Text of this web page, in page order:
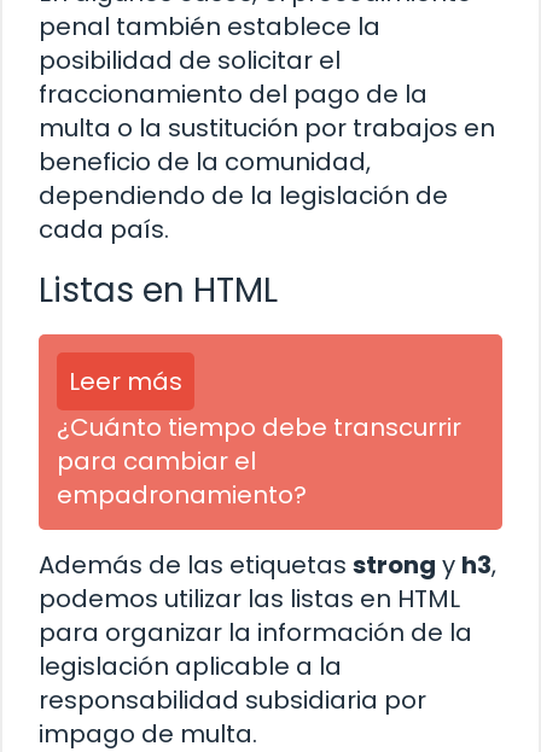
penal también establece la
posibilidad de solicitar el
fraccionamiento del pago de la
multa o la sustitución por trabajos en
beneficio de la comunidad,
dependiendo de la legislación de
cada país.
Listas en HTML
Leer más
¿Cuánto tiempo debe transcurrir
para cambiar el
empadronamiento?
Además de las etiquetas strong y h3,
podemos utilizar las listas en HTML
para organizar la información de la
legislación aplicable a la
responsabilidad subsidiaria por
impago de multa.